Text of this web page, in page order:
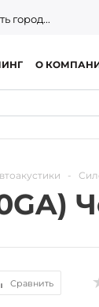
город...
О
-
Сравнить